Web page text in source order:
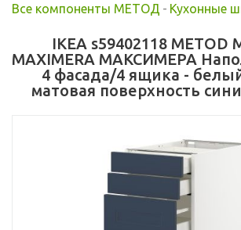
Все компоненты МЕТОД - Кухонные
IKEA s59402118
MAXIMERA МАКСИМЕРА
4 фасада/4 ящика -
матовая поверхность